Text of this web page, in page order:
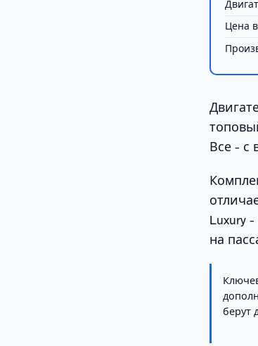
Цена
Все - с
Luxury
на
берут